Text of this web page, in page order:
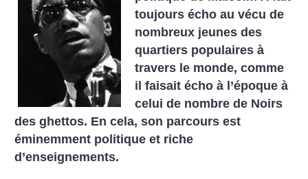
toujours écho au vécu de
nombreux jeunes des
quartiers populaires à
travers le monde, comme
il faisait écho à l’époque à
celui de nombre de Noirs
des ghettos. En cela, son parcours est
éminemment politique et riche
d’enseignements.